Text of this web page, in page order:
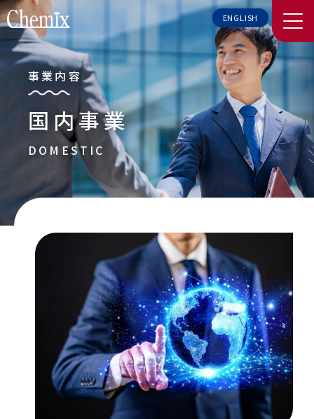
ENGLISH
事業内容
国内事業
DOMESTIC